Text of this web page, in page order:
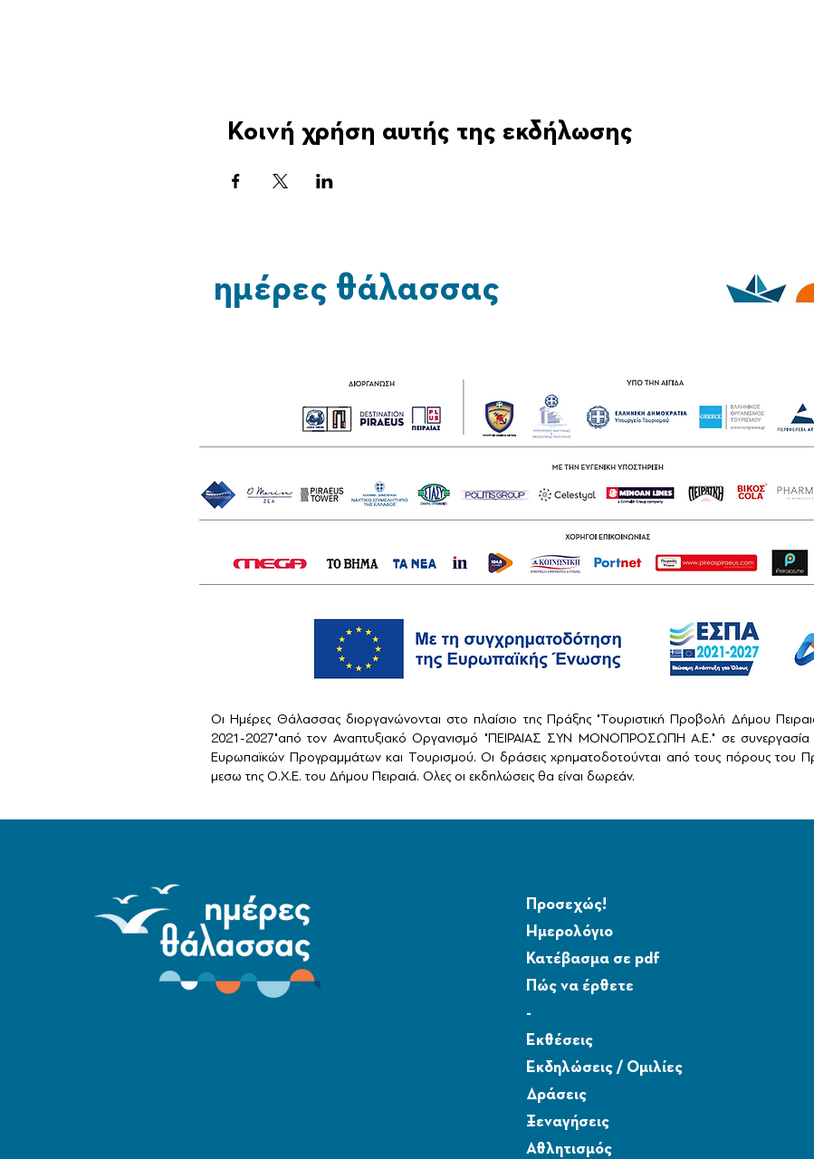
Κοινή χρήση αυτής της εκδήλωσης
ημέρες θάλασσας
Οι Ημέρες Θάλασσας διοργανώνονται στο πλαίσιο της Πράξης "Τουριστική Προβολή Δήμου
2021-2027"από τον Αναπτυξιακό Οργανισμό "ΠΕΙΡΑΙΑΣ ΣΥΝ ΜΟΝΟΠΡΟΣΩΠΗ Α.Ε." σε συνεργασία
Ευρωπαϊκών Προγραμμάτων και Τουρισμού. Οι δράσεις χρηματοδοτούνται από τους πόρους του
μεσω της Ο.Χ.Ε. του Δήμου Πειραιά. Ολες οι εκδηλώσεις θα είναι δωρεάν.
Προσεχώς!
Ημερολόγιο
Κατέβασμα σε pdf
Πώς να έρθετε
-
Εκθέσεις
Εκδηλώσεις / Ομιλίες
Δράσεις
Ξεναγήσεις
Αθλητισμός